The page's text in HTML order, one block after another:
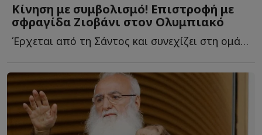
Κίνηση με συμβολισμό! Επιστροφή με
σφραγίδα Ζιοβάνι στον Ολυμπιακό
Έρχεται από τη Σάντος και συνεχίζει στη ομάδα του Πειραιά μ...